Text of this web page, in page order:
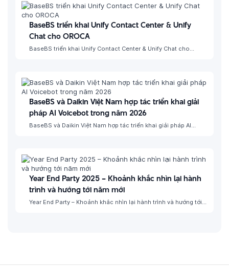
BaseBS triển khai Unify Contact Center & Unify
Chat cho OROCA
BaseBS triển khai Unify Contact Center & Unify Chat cho
BaseBS và Daikin Việt Nam hợp tác triển khai giải
pháp AI Voicebot trong năm 2026
BaseBS và Daikin Việt Nam hợp tác triển khai giải pháp AI
Year End Party 2025 – Khoảnh khắc nhìn lại hành
trình và hướng tới năm mới
Year End Party – Khoảnh khắc nhìn lại hành trình và hướng tới